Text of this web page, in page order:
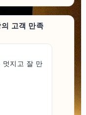
고객 만족
멋지고 잘 만